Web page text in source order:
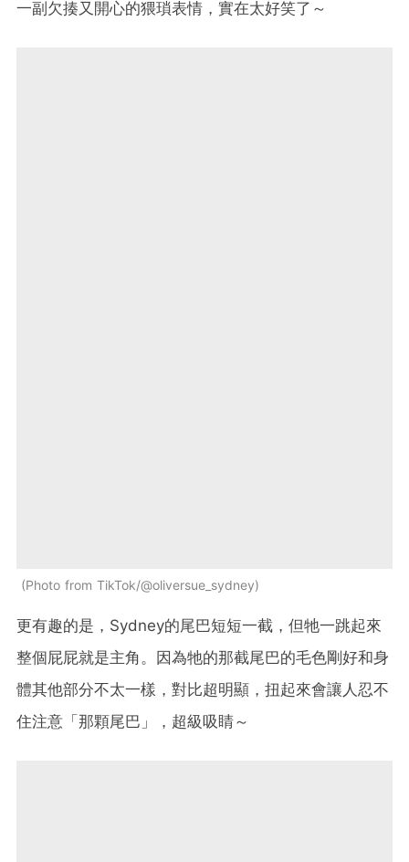
一副欠揍又開心的猥瑣表情，實在太好笑了～
Photo from TikTok/@oliversue_sydney
更有趣的是，Sydney的尾巴短短一截，但牠一跳起來
整個屁屁就是主角。因為牠的那截尾巴的毛色剛好和身
體其他部分不太一樣，對比超明顯，扭起來會讓人忍不
住注意「那顆尾巴」，超級吸睛～